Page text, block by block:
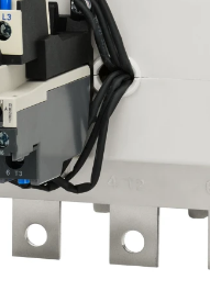
ТА СТРУМОПРОВОДІВ